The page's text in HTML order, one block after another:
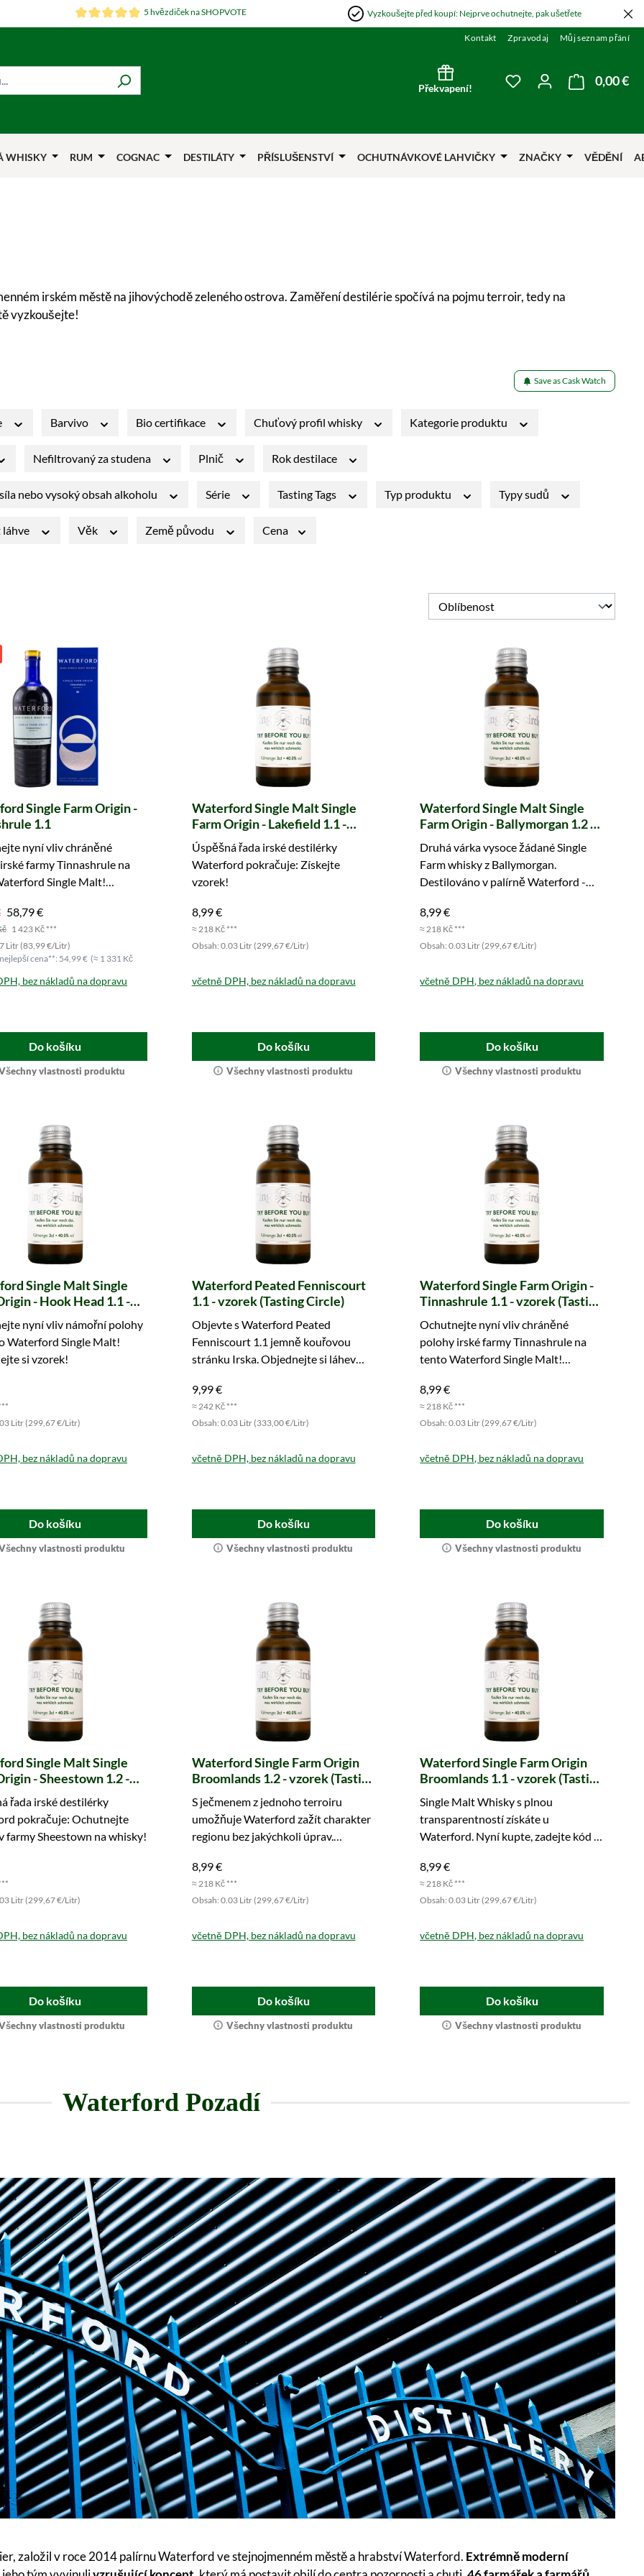
5 hvězdiček na SHOPVOTE Vyzkoušejte před koupí: Nejprve ochutnejte, pak ušetřete
Kontakt Zpravodaj Můj seznam přání
Překvapení!
Máte 0 položky v0,00 €
WHISKY RUM COGNAC DESTILÁTY PŘÍSLUŠENSTVÍ OCHUTNÁVKOVÉ LAHVIČKY ZNAČKY VĚDĚNÍ
irském městě na jihovýchodě zeleného ostrova. Zaměření destilérie spočívá na pojmu terroir, tedy na
vyzkoušejte!
Save as Cask Watch
Barvivo Bio certifikace Chuťový profil whisky Kategorie produktu
Nefiltrovaný za studena Plnič Rok destilace
nebo vysoký obsah alkoholu Série Tasting Tags Typ produktu Typy sudů
láhve Věk Země původu Cena
Single Farm Origin -
1.1
nyní vliv chráněné
farmy Tinnashrule na
Single Malt!
58,79 €
1 423 Kč ***
Litr (83,99 €/Litr)
cena**: 54,99 € (≈ 1 331 Kč
bez nákladů na dopravu
Do košíku
vlastnosti produktu
Waterford Single Malt Single
Farm Origin - Lakefield 1.1 -
vzorek (Tasting Circle)
Úspěšná řada irské destilérky
Waterford pokračuje: Získejte
vzorek!
8,99 €
≈ 218 Kč ***
Obsah: 0.03 Litr (299,67 €/Litr)
včetně DPH, bez nákladů na dopravu
Do košíku
Všechny vlastnosti produktu
Waterford Single Malt Single
Farm Origin - Ballymorgan 1.2 -
vzorek (Tasting Circle)
Druhá várka vysoce žádané Single
Farm whisky z Ballymorgan.
Destilováno v palírně Waterford -
8,99 €
≈ 218 Kč ***
Obsah: 0.03 Litr (299,67 €/Litr)
včetně DPH, bez nákladů na dopravu
Do košíku
Všechny vlastnosti produktu
Single Malt Single
- Hook Head 1.1 -
nyní vliv námořní polohy
Waterford Single Malt!
si vzorek!
Litr (299,67 €/Litr)
bez nákladů na dopravu
Do košíku
vlastnosti produktu
Waterford Peated Fenniscourt
1.1 - vzorek (Tasting Circle)
Objevte s Waterford Peated
Fenniscourt 1.1 jemně kouřovou
stránku Irska. Objednejte si láhev
9,99 €
≈ 242 Kč ***
Obsah: 0.03 Litr (333,00 €/Litr)
včetně DPH, bez nákladů na dopravu
Do košíku
Všechny vlastnosti produktu
Waterford Single Farm Origin -
Tinnashrule 1.1 - vzorek (Tasting
Ochutnejte nyní vliv chráněné
polohy irské farmy Tinnashrule na
tento Waterford Single Malt!
8,99 €
≈ 218 Kč ***
Obsah: 0.03 Litr (299,67 €/Litr)
včetně DPH, bez nákladů na dopravu
Do košíku
Všechny vlastnosti produktu
Single Malt Single
- Sheestown 1.2 -
(Tasting Circle)
řada irské destilérky
pokračuje: Ochutnejte
farmy Sheestown na whisky!
Litr (299,67 €/Litr)
bez nákladů na dopravu
Do košíku
vlastnosti produktu
Waterford Single Farm Origin
Broomlands 1.2 - vzorek (Tasting
Circle)
S ječmenem z jednoho terroiru
umožňuje Waterford zažít charakter
regionu bez jakýchkoli úprav.
8,99 €
≈ 218 Kč ***
Obsah: 0.03 Litr (299,67 €/Litr)
včetně DPH, bez nákladů na dopravu
Do košíku
Všechny vlastnosti produktu
Waterford Single Farm Origin
Broomlands 1.1 - vzorek (Tasting
Single Malt Whisky s plnou
transparentností získáte u
Waterford. Nyní kupte, zadejte kód a
8,99 €
≈ 218 Kč ***
Obsah: 0.03 Litr (299,67 €/Litr)
včetně DPH, bez nákladů na dopravu
Do košíku
Všechny vlastnosti produktu
Waterford Pozadí
založil v roce 2014 palírnu Waterford ve stejnojmenném městě a hrabství Waterford. Extrémně moderní